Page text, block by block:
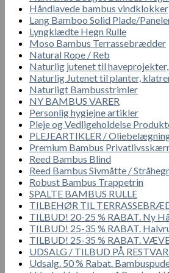
Håndlavede bambus vindklokker
Lang Bamboo Solid Plade/
Lyngklædte Hegn Rulle
Moso Bambus Terrassebrædder
Natural Rope / Reb
Naturlig jutenet til
Naturlig Jutenet til planter,
Naturligt Bambusstrimler
NY BAMBUS VARER
Personlig hygiejne artikler
Pleje og Vedligeholdelse
PLEJEARTIKLER /
Premium Bambus
Reed Bambus Blind
Reed Bambus Sivmåtte /
Robust Bambus Trappetrin
SPALTE BAMBUS RULLE
TILBEHØR TIL
TILBUD! 20-25 % RABAT. Ny
TILBUD! 25-35 % RABAT.
TILBUD! 25-35 % RABAT.
UDSALG / TILBUD PÅ
Udsalg. 50 % Rabat.